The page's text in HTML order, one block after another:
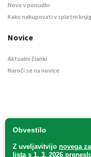
Obvestilo
Z uveljavitvijo novega
lista s 1. 3. 2026
Novo v ponudbi
Kako nakupovati v spletni
Novice
Aktualni članki
Naroči se na novice